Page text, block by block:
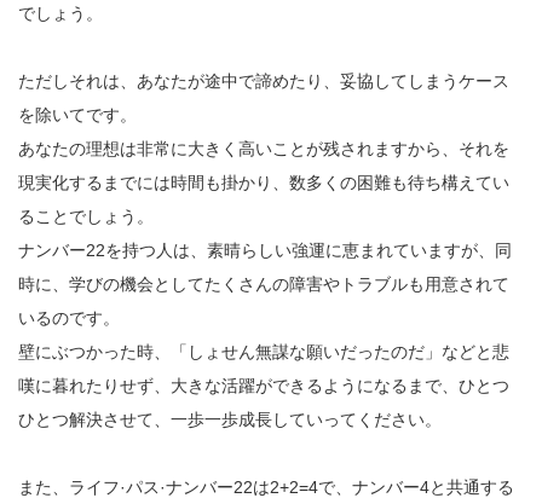
でしょう。
ただしそれは、あなたが途中で諦めたり、妥協してしまうケース
を除いてです。
あなたの理想は非常に大きく高いことが残されますから、それを
現実化するまでには時間も掛かり、数多くの困難も待ち構えてい
ることでしょう。
ナンバー22を持つ人は、素晴らしい強運に恵まれていますが、同
時に、学びの機会としてたくさんの障害やトラブルも用意されて
いるのです。
壁にぶつかった時、「しょせん無謀な願いだったのだ」などと悲
嘆に暮れたりせず、大きな活躍ができるようになるまで、ひとつ
ひとつ解決させて、一歩一歩成長していってください。
また、ライフ·パス·ナンバー22は2+2=4で、ナンバー4と共通する